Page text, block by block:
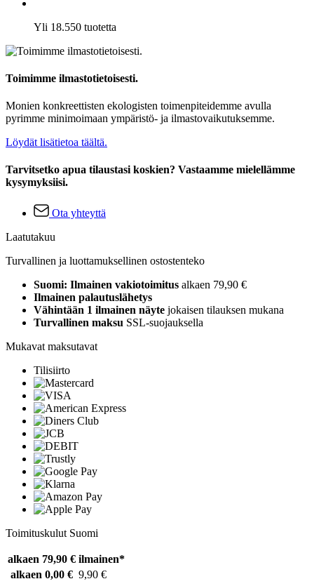
Yli 18.550 tuotetta
Toimimme ilmastotietoisesti.
Monien konkreettisten ekologisten toimenpiteidemme avulla
pyrimme minimoimaan ympäristö- ja ilmastovaikutuksemme.
Löydät lisätietoa täältä.
Tarvitsetko apua tilaustasi koskien? Vastaamme mielellämme
kysymyksiisi.
Ota yhteyttä
Laatutakuu
Turvallinen ja luottamuksellinen ostostenteko
Suomi: Ilmainen vakiotoimitus alkaen 79,90 €
Ilmainen palautuslähetys
Vähintään 1 ilmainen näyte jokaisen tilauksen mukana
Turvallinen maksu SSL-suojauksella
Mukavat maksutavat
Tilisiirto
Toimituskulut Suomi
alkaen 79,90 € ilmainen*
alkaen 0,00 € 9,90 €